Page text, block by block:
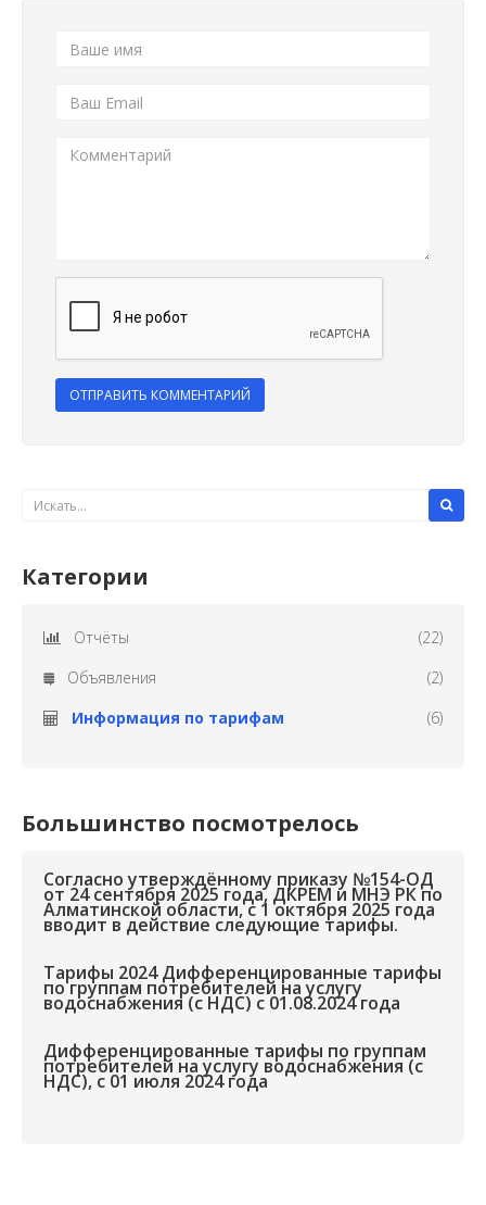
ОТПРАВИТЬ КОММЕНТАРИЙ
Категории
Отчёты
(22)
Объявления
(2)
Информация по тарифам
(6)
Большинство посмотрелось
Согласно утверждённому приказу №154-ОД
от 24 сентября 2025 года, ДКРЕМ и МНЭ РК по
Алматинской области, с 1 октября 2025 года
вводит в действие следующие тарифы.
Тарифы 2024 Дифференцированные тарифы
по группам потребителей на услугу
водоснабжения (с НДС) с 01.08.2024 года
Дифференцированные тарифы по группам
потребителей на услугу водоснабжения (с
НДС), с 01 июля 2024 года